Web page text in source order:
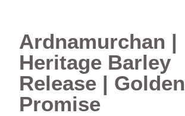
Ardnamurchan |
Heritage Barley
Release | Golden
Promise